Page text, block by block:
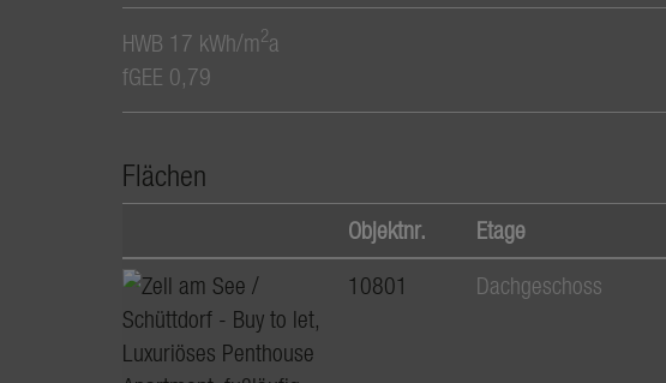
HWB 17 kWh/m2a
fGEE 0,79
Flächen
Objektnr. Etage
10801
Dachgeschoss